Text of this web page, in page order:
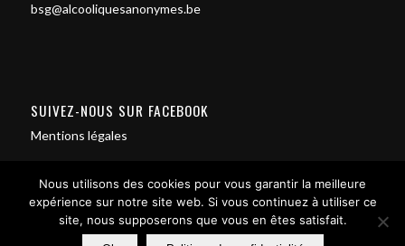
bsg@alcooliquesanonymes.be
SUIVEZ-NOUS SUR FACEBOOK
Mentions légales
Nous utilisons des cookies pour vous garantir la meilleure
expérience sur notre site web. Si vous continuez à utiliser ce
site, nous supposerons que vous en êtes satisfait.
Contact us